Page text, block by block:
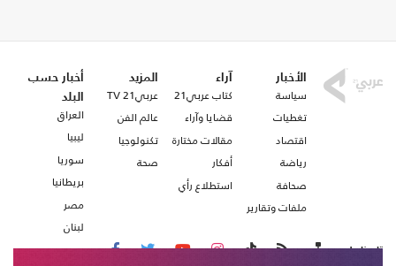
الأخبار
سياسة
تغطيات
اقتصاد
رياضة
صحافة
ملفات وتقارير
آراء
كتاب عربي21
قضايا وآراء
مقالات مختارة
أفكار
استطلاع رأي
المزيد
عربي21 TV
عالم الفن
تكنولوجيا
صحة
أخبار حسب
البلد
العراق
ليبيا
سوريا
بريطانيا
مصر
لبنان
تابعنا على